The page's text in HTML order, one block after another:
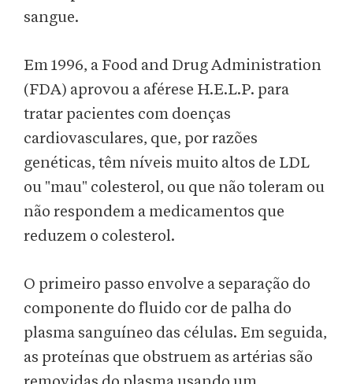
sangue.
Em 1996, a Food and Drug Administration
(FDA) aprovou a aférese H.E.L.P. para
tratar pacientes com doenças
cardiovasculares, que, por razões
genéticas, têm níveis muito altos de LDL
ou "mau" colesterol, ou que não toleram ou
não respondem a medicamentos que
reduzem o colesterol.
O primeiro passo envolve a separação do
componente do fluido cor de palha do
plasma sanguíneo das células. Em seguida,
as proteínas que obstruem as artérias são